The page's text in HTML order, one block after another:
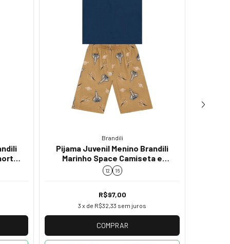
Brandili
Pijama Juvenil Menino Brandili
Marinho Space Camiseta e
Shorts 26698
12 16
R$97,00
3 x de R$32,33 sem juros
COMPRAR